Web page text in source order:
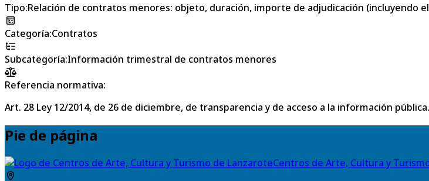
Tipo:Relación de contratos menores: objeto, duración, importe de adjudicación (incluyendo
Categoría:Contratos
Subcategoría:Información trimestral de contratos menores
Referencia normativa:
Art. 28 Ley 12/2014, de 26 de diciembre, de transparencia y de acceso a la información pública.
Pie de página
Centros de Arte, Cultura y